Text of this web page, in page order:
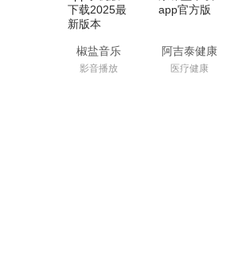
椒盐音乐
app手机版
下载2025最
影音播放
阿吉泰健康
课堂下载
app官方版
医疗健康